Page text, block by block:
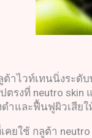
ต้าไวท์เทนนิ่งระ
รงที่ neutro skin
ำและฟื้นฟูผิวเสียใ
ยใช้ กลูต้า